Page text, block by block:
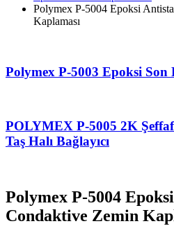
Polymex P-5004 Epoksi
Kaplaması
Polymex P-5003 Epoksi Son
POLYMEX P-5005 2K
Taş Halı Bağlayıcı
Polymex P-5004
Condaktive Zemin